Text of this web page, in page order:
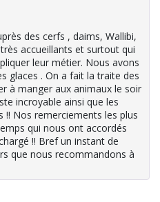
des cerfs , daims, Wallibi,
accueillants et surtout qui
leur métier. Nous avons
glaces . On a fait la traite des
à manger aux animaux le soir
incroyable ainsi que les
!! Nos remerciements les plus
qui nous ont accordés
!! Bref un instant de
que nous recommandons à